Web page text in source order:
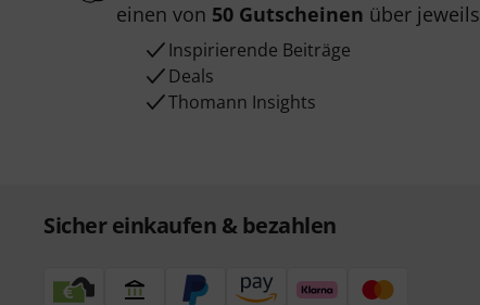
einen von 50 Gutscheinen über jeweils
Inspirierende Beiträge
Deals
Thomann Insights
Sicher einkaufen & bezahlen